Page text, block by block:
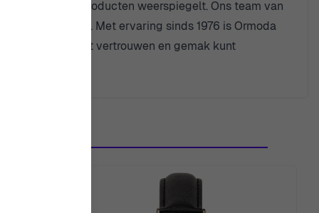
van onze producten weerspiegelt. Ons team van
begeleiden. Met ervaring sinds 1976 is Ormoda
zodat u met vertrouwen en gemak kunt